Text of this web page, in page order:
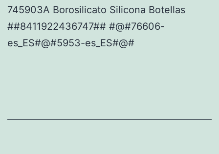
745903A Borosilicato Silicona Botellas
##8411922436747## #@#76606-
es_ES#@#5953-es_ES#@#